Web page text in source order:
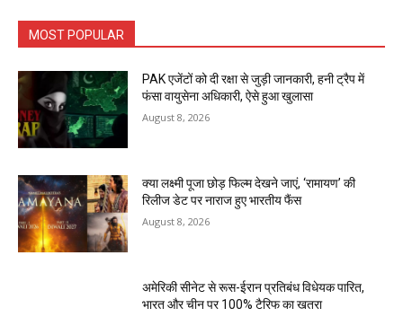
MOST POPULAR
PAK एजेंटों को दी रक्षा से जुड़ी जानकारी, हनी ट्रैप में
फंसा वायुसेना अधिकारी, ऐसे हुआ खुलासा
August 8, 2026
क्या लक्ष्मी पूजा छोड़ फिल्म देखने जाएं, ‘रामायण’ की
रिलीज डेट पर नाराज हुए भारतीय फैंस
August 8, 2026
अमेरिकी सीनेट से रूस-ईरान प्रतिबंध विधेयक पारित,
भारत और चीन पर 100% टैरिफ का खतरा